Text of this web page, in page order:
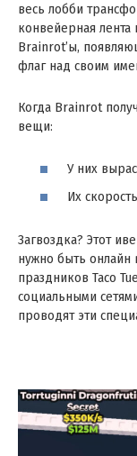
весь лобби
конвейерная
Brainrot’ы,
флаг над своим
Когда Brainrot
вещи :
У них
Их
Загвоздка? Этот
нужно быть онлайн
праздников Taco
социальными
проводят эти